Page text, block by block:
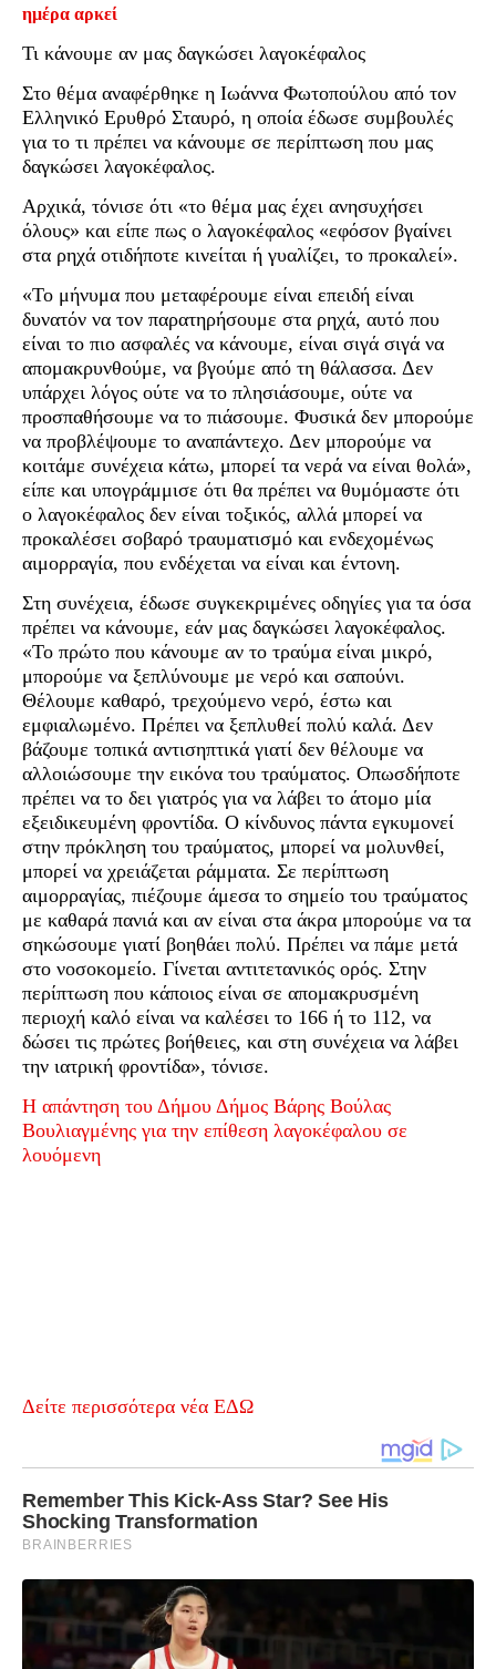
ημέρα αρκεί
Τι κάνουμε αν μας δαγκώσει λαγοκέφαλος
Στο θέμα αναφέρθηκε η Ιωάννα Φωτοπούλου από τον
Ελληνικό Ερυθρό Σταυρό, η οποία έδωσε συμβουλές
για το τι πρέπει να κάνουμε σε περίπτωση που μας
δαγκώσει λαγοκέφαλος.
Αρχικά, τόνισε ότι «το θέμα μας έχει ανησυχήσει
όλους» και είπε πως ο λαγοκέφαλος «εφόσον βγαίνει
στα ρηχά οτιδήποτε κινείται ή γυαλίζει, το προκαλεί».
«Το μήνυμα που μεταφέρουμε είναι επειδή είναι
δυνατόν να τον παρατηρήσουμε στα ρηχά, αυτό που
είναι το πιο ασφαλές να κάνουμε, είναι σιγά σιγά να
απομακρυνθούμε, να βγούμε από τη θάλασσα. Δεν
υπάρχει λόγος ούτε να το πλησιάσουμε, ούτε να
προσπαθήσουμε να το πιάσουμε. Φυσικά δεν μπορούμε
να προβλέψουμε το αναπάντεχο. Δεν μπορούμε να
κοιτάμε συνέχεια κάτω, μπορεί τα νερά να είναι θολά»,
είπε και υπογράμμισε ότι θα πρέπει να θυμόμαστε ότι
ο λαγοκέφαλος δεν είναι τοξικός, αλλά μπορεί να
προκαλέσει σοβαρό τραυματισμό και ενδεχομένως
αιμορραγία, που ενδέχεται να είναι και έντονη.
Στη συνέχεια, έδωσε συγκεκριμένες οδηγίες για τα όσα
πρέπει να κάνουμε, εάν μας δαγκώσει λαγοκέφαλος.
«Το πρώτο που κάνουμε αν το τραύμα είναι μικρό,
μπορούμε να ξεπλύνουμε με νερό και σαπούνι.
Θέλουμε καθαρό, τρεχούμενο νερό, έστω και
εμφιαλωμένο. Πρέπει να ξεπλυθεί πολύ καλά. Δεν
βάζουμε τοπικά αντισηπτικά γιατί δεν θέλουμε να
αλλοιώσουμε την εικόνα του τραύματος. Οπωσδήποτε
πρέπει να το δει γιατρός για να λάβει το άτομο μία
εξειδικευμένη φροντίδα. Ο κίνδυνος πάντα εγκυμονεί
στην πρόκληση του τραύματος, μπορεί να μολυνθεί,
μπορεί να χρειάζεται ράμματα. Σε περίπτωση
αιμορραγίας, πιέζουμε άμεσα το σημείο του τραύματος
με καθαρά πανιά και αν είναι στα άκρα μπορούμε να τα
σηκώσουμε γιατί βοηθάει πολύ. Πρέπει να πάμε μετά
στο νοσοκομείο. Γίνεται αντιτετανικός ορός. Στην
περίπτωση που κάποιος είναι σε απομακρυσμένη
περιοχή καλό είναι να καλέσει το 166 ή το 112, να
δώσει τις πρώτες βοήθειες, και στη συνέχεια να λάβει
την ιατρική φροντίδα», τόνισε.
Η απάντηση του Δήμου Δήμος Βάρης Βούλας
Βουλιαγμένης για την επίθεση λαγοκέφαλου σε
λουόμενη
Δείτε περισσότερα νέα ΕΔΩ